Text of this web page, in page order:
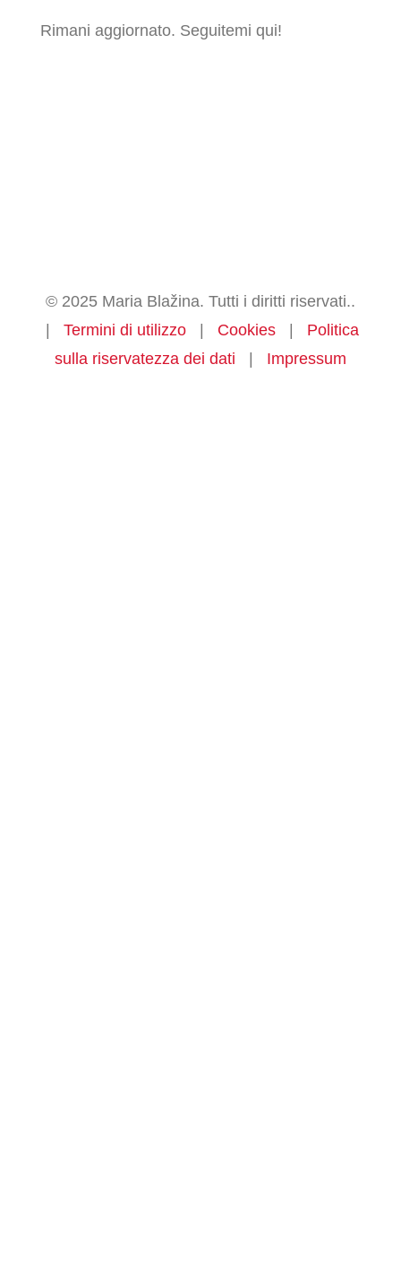
Rimani aggiornato. Seguitemi qui!
© 2025 Maria Blažina. Tutti i diritti riservati..
|Termini di utilizzo | Cookies | Politica
sulla riservatezza dei dati | Impressum